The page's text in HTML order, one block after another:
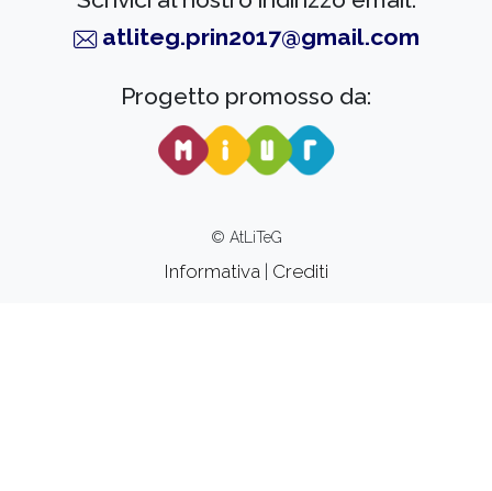
atliteg.prin2017@gmail.com
Progetto promosso da:
© AtLiTeG
Informativa| Crediti